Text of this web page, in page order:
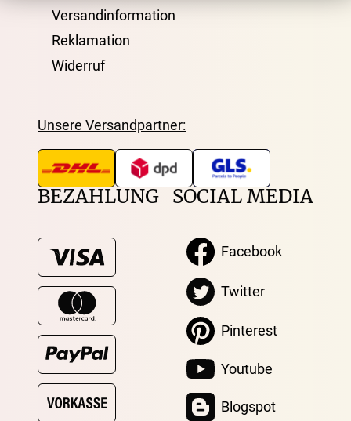
Versandinformation
Reklamation
Widerruf
Unsere Versandpartner:
BEZAHLUNG SOCIAL MEDIA
Facebook
Twitter
Pinterest
Youtube
Blogspot